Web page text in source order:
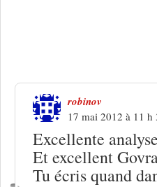
robinov
17 mai 2012 à 11 h
Excellente
Et excellent
Tu écris quand